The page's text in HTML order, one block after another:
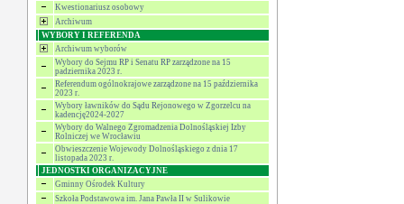
Kwestionariusz osobowy
Archiwum
WYBORY I REFERENDA
Archiwum wyborów
Wybory do Sejmu RP i Senatu RP zarządzone na 15
padziernika 2023 r.
Referendum ogólnokrajowe zarządzone na 15 października
2023 r.
Wybory ławników do Sądu Rejonowego w Zgorzelcu na
kadencję2024-2027
Wybory do Walnego Zgromadzenia Dolnośląskiej Izby
Rolniczej we Wrocławiu
Obwieszczenie Wojewody Dolnośląskiego z dnia 17
listopada 2023 r.
JEDNOSTKI ORGANIZACYJNE
Gminny Ośrodek Kultury
Szkoła Podstawowa im. Jana Pawła II w Sulikowie